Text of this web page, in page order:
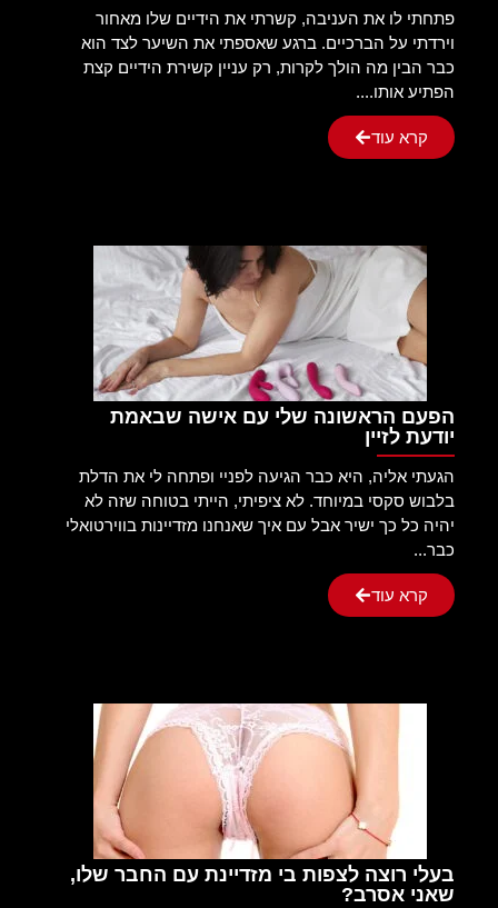
פתחתי לו את העניבה, קשרתי את הידיים שלו מאחור
וירדתי על הברכיים. ברגע שאספתי את השיער לצד הוא
כבר הבין מה הולך לקרות, רק עניין קשירת הידיים קצת
הפתיע אותו....
קרא עוד
הפעם הראשונה שלי עם אישה שבאמת
יודעת לזיין
הגעתי אליה, היא כבר הגיעה לפניי ופתחה לי את הדלת
בלבוש סקסי במיוחד. לא ציפיתי, הייתי בטוחה שזה לא
יהיה כל כך ישיר אבל עם איך שאנחנו מזדיינות בווירטואלי
כבר...
קרא עוד
בעלי רוצה לצפות בי מזדיינת עם החבר שלו,
שאני אסרב?